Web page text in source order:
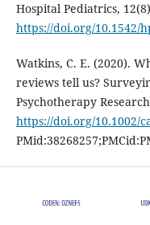
Hospital Pediatrics,
https://doi.org/10.1542/
Watkins, C. E. (2020).
reviews tell us?
Psychotherapy
https://doi.org/10.1002/